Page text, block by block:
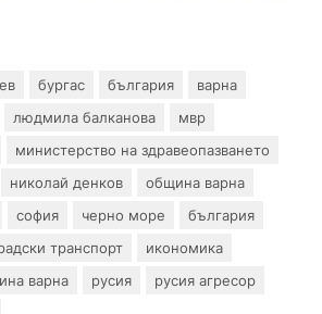
бургас българия
варна
людмила балканова
мвр
министерство на здравеопазването
николай денков
община варна
софия черно море
българия
транспорт
икономика
варна русия
русия агресор